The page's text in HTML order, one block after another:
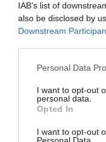
IAB’s list of
also be disclosed by
Downstream
Personal Data
I want to opt-out
personal data.
Opted In
I want to opt-out